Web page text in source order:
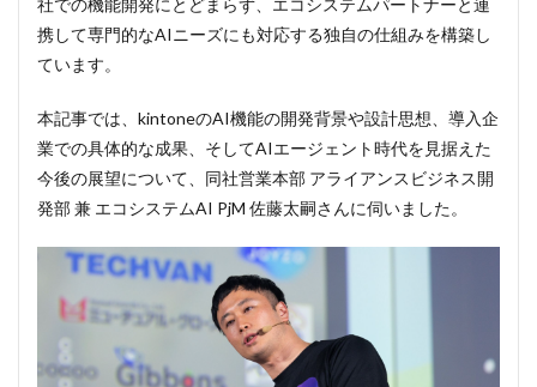
携して専門的なAIニーズにも対応する独自の仕組みを構築し
ています。
本記事では、kintoneのAI機能の開発背景や設計思想、導入企
業での具体的な成果、そしてAIエージェント時代を見据えた
今後の展望について、同社営業本部 アライアンスビジネス開
発部 兼 エコシステムAI PjM 佐藤太嗣さんに伺いました。